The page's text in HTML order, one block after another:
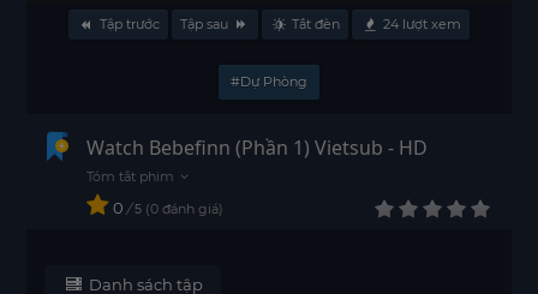
Tập trước Tập sau Tắt đèn 24lượt xem
#Dự Phòng
Watch Bebefinn (Phần 1) Vietsub - HD
0 / 5 0 đánh giá
Danh sách tập